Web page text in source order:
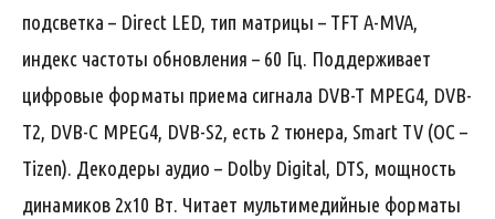
подсветка – Direct LED, тип матрицы – TFT A-MVA,
индекс частоты обновления – 60 Гц. Поддерживает
цифровые форматы приема сигнала DVB-T MPEG4, DVB-
T2, DVB-C MPEG4, DVB-S2, есть 2 тюнера, Smart TV (ОС –
Tizen). Декодеры аудио – Dolby Digital, DTS, мощность
динамиков 2х10 Вт. Читает мультимедийные форматы